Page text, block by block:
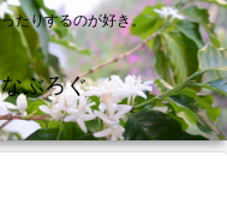
たりするのが好き。
ぶろぐ